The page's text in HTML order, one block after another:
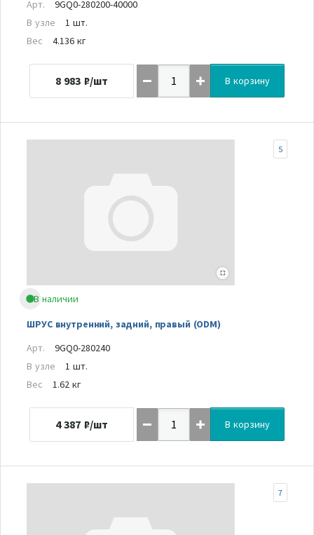
Арт.
9GQ0-280200-40000
В узле
1 шт.
Вес
4.136 кг
8 983 ₽/шт В корзину
В наличии
ШРУС внутренний, задний, правый (ODM)
5
Арт.
9GQ0-280240
В узле
1 шт.
Вес
1.62 кг
4 387 ₽/шт В корзину
7